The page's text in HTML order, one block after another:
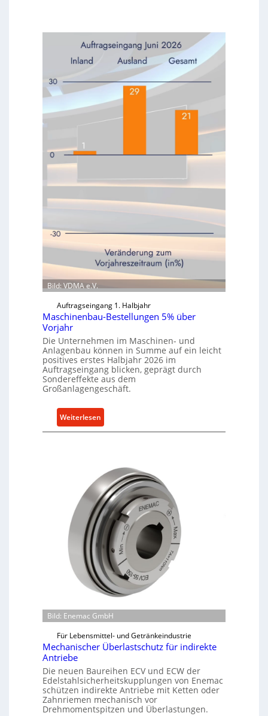
Bild: VDMA e.V.
Auftragseingang 1. Halbjahr
Maschinenbau-Bestellungen 5% über
Vorjahr
Die Unternehmen im Maschinen- und
Anlagenbau können in Summe auf ein leicht
positives erstes Halbjahr 2026 im
Auftragseingang blicken, geprägt durch
Sondereffekte aus dem
Großanlagengeschäft.
Weiterlesen
M
h
i
n
e
n
b
a
u
-
B
s
e
l
u
n
g
Bild: Enemac GmbH
Für Lebensmittel- und Getränkeindustrie
Mechanischer Überlastschutz für indirekte
Antriebe
Die neuen Baureihen ECV und ECW der
Edelstahlsicherheitskupplungen von Enemac
schützen indirekte Antriebe mit Ketten oder
Zahnriemen mechanisch vor
Drehmomentspitzen und Überlastungen.